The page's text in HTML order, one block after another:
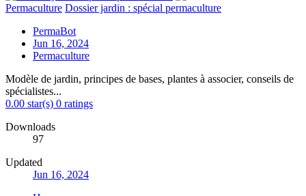
Permaculture Dossier jardin : spécial permaculture
PermaBot
Jun 16, 2024
Permaculture
Modèle de jardin, principes de bases, plantes à associer, conseils de
spécialistes...
0.00 star(s) 0 ratings
Downloads
97
Updated
Jun 16, 2024